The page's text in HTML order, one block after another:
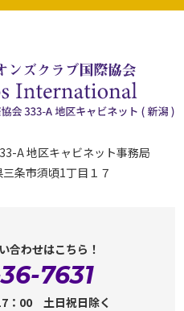
A 地区キャビネット事務局
条市須頃1丁目１７
合わせはこちら！
7631
：00 土日祝日除く